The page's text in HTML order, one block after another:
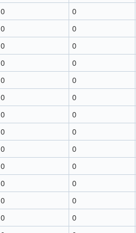
0 0
0 0
0 0
0 0
0 0
0 0
0 0
0 0
0 0
0 0
0 0
0 0
0 0